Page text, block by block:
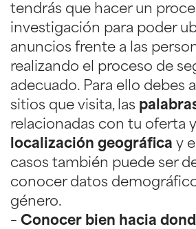
tendrás que hacer un
investigación para poder
anuncios frente a las
realizando el proceso de
adecuado. Para ello debes
sitios que visita, las
relacionadas con tu oferta
localización geográfica y
casos también puede ser
conocer datos
género.
– Conocer bien hacia